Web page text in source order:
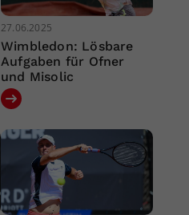
27.06.2025
Wimbledon: Lösbare
Aufgaben für Ofner
und Misolic